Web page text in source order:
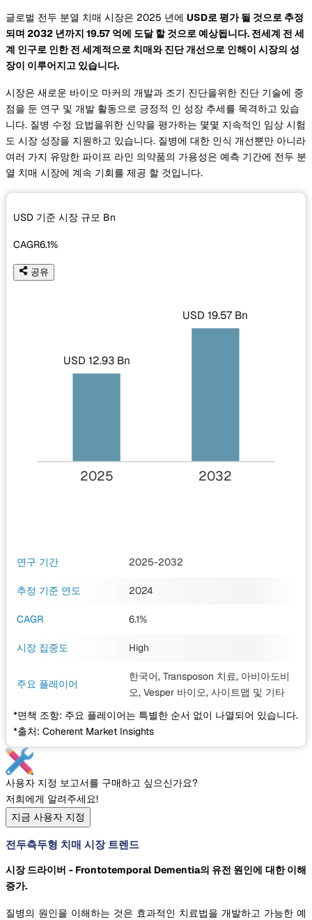
글로벌 전두 분열 치매 시장은 2025 년에 USD로 평가 될 것으로 추정
되며 2032 년까지 19.57 억에 도달 할 것으로 예상됩니다. 전세계 전 세
계 인구로 인한 전 세계적으로 치매와 진단 개선으로 인해이 시장의 성
장이 이루어지고 있습니다.
시장은 새로운 바이오 마커의 개발과 조기 진단을위한 진단 기술에 중
점을 둔 연구 및 개발 활동으로 긍정적 인 성장 추세를 목격하고 있습
니다. 질병 수정 요법을위한 신약을 평가하는 몇몇 지속적인 임상 시험
도 시장 성장을 지원하고 있습니다. 질병에 대한 인식 개선뿐만 아니라
여러 가지 유망한 파이프 라인 의약품의 가용성은 예측 기간에 전두 분
열 치매 시장에 계속 기회를 제공 할 것입니다.
USD 기준 시장 규모 Bn
CAGR6.1%
공유
USD 12.93 Bn
USD 19.57 Bn
2025 2032
연구 기간 2025-2032
추정 기준 연도 2024
CAGR 6.1%
시장 집중도 High
주요 플레이어
한국어, Transposon 치료, 아비아도비
오, Vesper 바이오, 사이트맵 및 기타
*면책 조항: 주요 플레이어는 특별한 순서 없이 나열되어 있습니다.
*출처: Coherent Market Insights
사용자 지정 보고서를 구매하고 싶으신가요?
저희에게 알려주세요!
지금 사용자 지정
전두측두형 치매 시장 트렌드
시장 드라이버 - Frontotemporal Dementia의 유전 원인에 대한 이해
증가.
질병의 원인을 이해하는 것은 효과적인 치료법을 개발하고 가능한 예